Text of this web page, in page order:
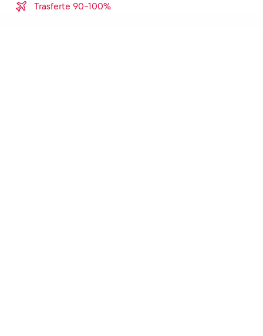
Trasferte 90-100%